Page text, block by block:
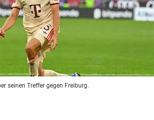
seinen Treffer gegen Freiburg.